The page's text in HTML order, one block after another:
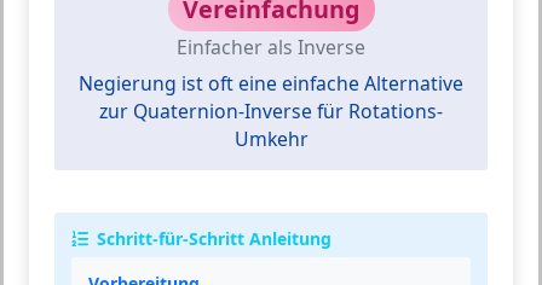
Vereinfachung
Einfacher als Inverse
Negierung ist oft eine einfache Alternative
zur Quaternion-Inverse für Rotations-
Umkehr
Schritt-für-Schritt Anleitung